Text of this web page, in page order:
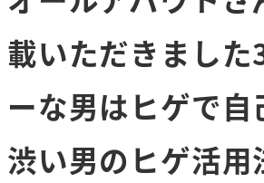
載いただきまし
ーな男はヒゲで自
渋い男のヒゲ活用